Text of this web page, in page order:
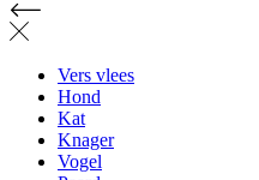
Vers vlees
Hond
Kat
Knager
Vogel